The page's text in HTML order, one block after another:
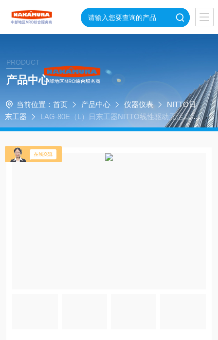
PRODUCT
产品中心
当前位置： 首页 产品中心 仪器仪表
NITTO日
东工器
LAG-80E（L）日东工器NITTO线性驱动无活塞式
鼓风机